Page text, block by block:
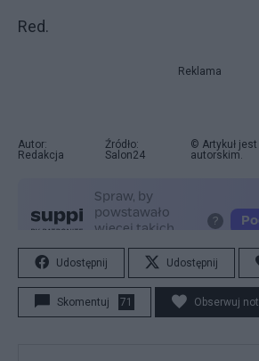
Red.
Reklama
Autor:
Redakcja
Źródło:
Salon24
© Artykuł
autorskim.
Udostępnij Udostępnij
Skomentuj 71 Obserwuj